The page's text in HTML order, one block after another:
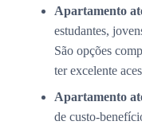
Apartamento
estudantes,
São opções
ter excelente
Apartamento
de custo-